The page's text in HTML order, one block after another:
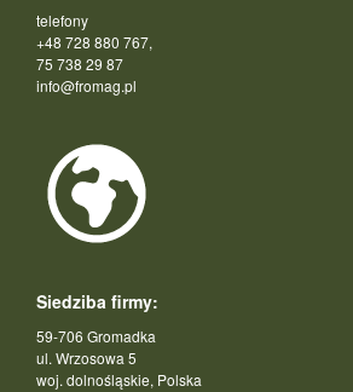
telefony
+48 728 880 767,
75 738 29 87
info@fromag.pl
Siedziba firmy:
59-706 Gromadka
ul. Wrzosowa 5
woj. dolnośląskie, Polska